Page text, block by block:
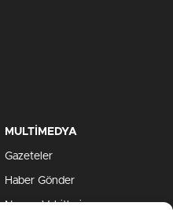
MULTİMEDYA
Gazeteler
Haber Gönder
Namaz Vakitleri